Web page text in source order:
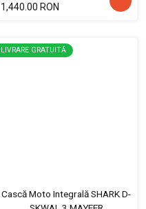
1,440.00 RON
LIVRARE GRATUITĂ
Cască Moto Integrală SHARK D-